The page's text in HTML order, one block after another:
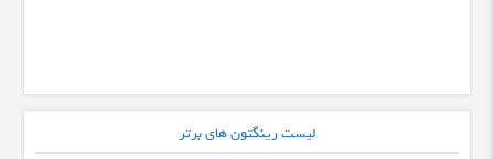
لیست رینگتون های برتر